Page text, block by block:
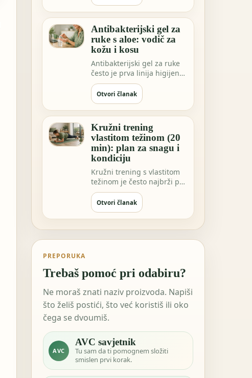
Antibakterijski gel za
ruke s aloe: vodič za
kožu i kosu
Antibakterijski gel za ruke
često je prva linija higijene
kada niste blizu vode.
Možda …
Otvori članak
Kružni trening
vlastitom težinom (20
min): plan za snagu i
kondiciju
Kružni trening s vlastitom
težinom je često najbrži put
do osjećaja “napravio sam
nešto…
Otvori članak
PREPORUKA
Trebaš pomoć pri odabiru?
Ne moraš znati naziv proizvoda. Napiši
što želiš postići, što već koristiš ili oko
čega se dvoumiš.
AVC
AVC savjetnik
Tu sam da ti pomognem složiti
smislen prvi korak.